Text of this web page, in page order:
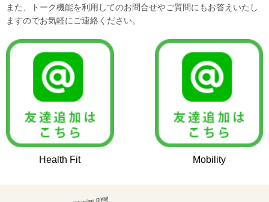
また、トーク機能を利用してのお問合せやご質問にもお答えいたし
ますのでお気軽にご連絡ください。
Health Fit Mobility